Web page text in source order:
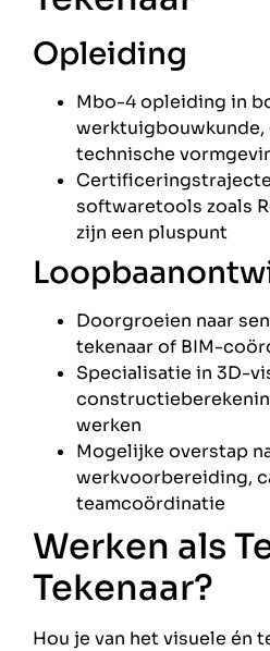
Opleiding
Mbo-4 opleiding in
technische
softwaretools zoals
zijn een pluspunt
Doorgroeien naar
tekenaar of BIM-
Specialisatie in 3D-
werken
Mogelijke overstap
werkvoorbereiding,
teamcoördinatie
Werken als
Tekenaar?
Hou je van het visuele én